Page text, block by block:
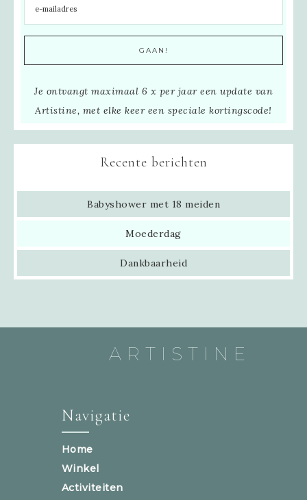
Je ontvangt maximaal 6 x per jaar een update van
Artistine, met elke keer een speciale kortingscode!
Recente berichten
Babyshower met 18 meiden
Moederdag
Dankbaarheid
ARTISTINE
Navigatie
Home
Winkel
Activiteiten